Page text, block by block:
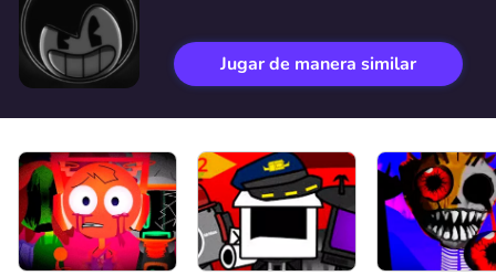
Jugar de manera similar